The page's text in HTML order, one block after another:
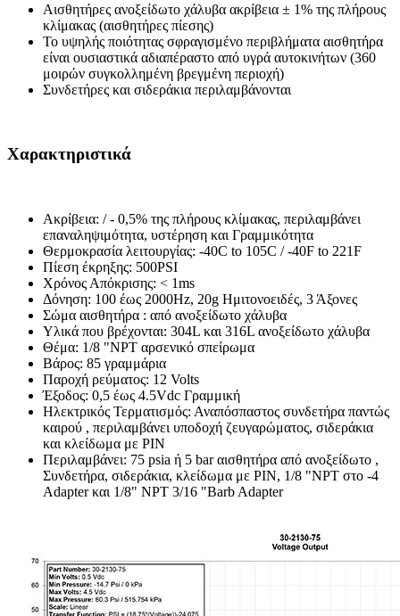
Αισθητήρες ανοξείδωτο χάλυβα ακρίβεια ± 1% της πλήρους
κλίμακας (αισθητήρες πίεσης)
Το υψηλής ποιότητας σφραγισμένο περιβλήματα αισθητήρα
είναι ουσιαστικά αδιαπέραστο από υγρά αυτοκινήτων (360
μοιρών συγκολλημένη βρεγμένη περιοχή)
Συνδετήρες και σιδεράκια περιλαμβάνονται
Χαρακτηριστικά
Ακρίβεια: / - 0,5% της πλήρους κλίμακας, περιλαμβάνει
επαναληψιμότητα, υστέρηση και Γραμμικότητα
Θερμοκρασία λειτουργίας: -40C to 105C / -40F to 221F
Πίεση έκρηξης: 500PSI
Χρόνος Απόκρισης: < 1ms
Δόνηση: 100 έως 2000Hz, 20g Ημιτονοειδές, 3 Άξονες
Σώμα αισθητήρα : από ανοξείδωτο χάλυβα
Υλικά που βρέχονται: 304L και 316L ανοξείδωτο χάλυβα
Θέμα: 1/8 "NPT αρσενικό σπείρωμα
Βάρος: 85 γραμμάρια
Παροχή ρεύματος: 12 Volts
Έξοδος: 0,5 έως 4.5Vdc Γραμμική
Ηλεκτρικός Τερματισμός: Αναπόσπαστος συνδετήρα παντώς
καιρού , περιλαμβάνει υποδοχή ζευγαρώματος, σιδεράκια
και κλείδωμα με PIN
Περιλαμβάνει: 75 psia ή 5 bar αισθητήρα από ανοξείδωτο ,
Συνδετήρα, σιδεράκια, κλείδωμα με PIN, 1/8 "NPT στο -4
Adapter και 1/8" NPT 3/16 "Barb Adapter